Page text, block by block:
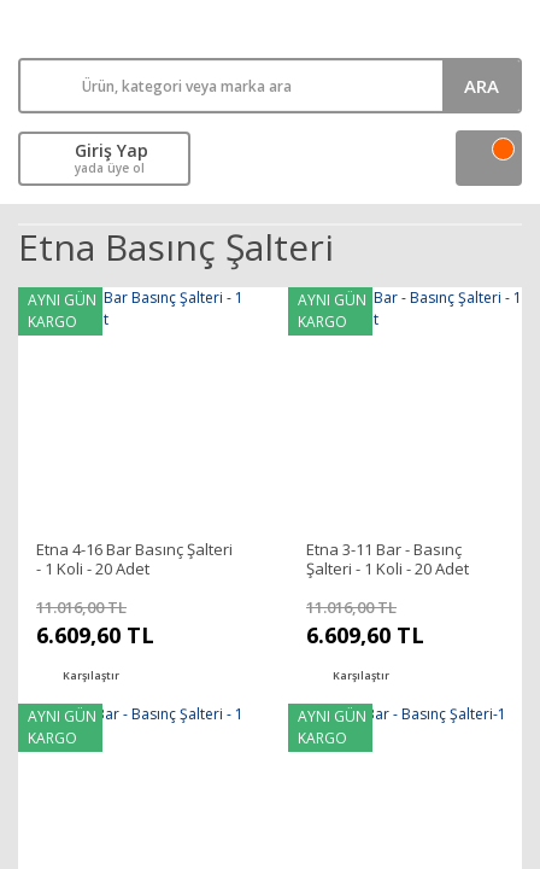
ARA
Giriş Yap
yada üye ol
Etna Basınç Şalteri
AYNI GÜN
KARGO
Etna 4-16 Bar Basınç Şalteri
- 1 Koli - 20 Adet
11.016,00 TL
6.609,60 TL
Karşılaştır
AYNI GÜN
KARGO
Etna 3-11 Bar - Basınç
Şalteri - 1 Koli - 20 Adet
11.016,00 TL
6.609,60 TL
Karşılaştır
AYNI GÜN
KARGO
AYNI GÜN
KARGO